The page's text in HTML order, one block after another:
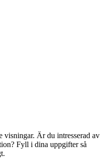
visningar. Är du intresserad av
Fyll i dina uppgifter så